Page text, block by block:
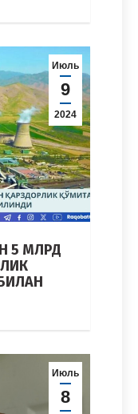
Июль
9
2024
5 МЛРД
Июль
8